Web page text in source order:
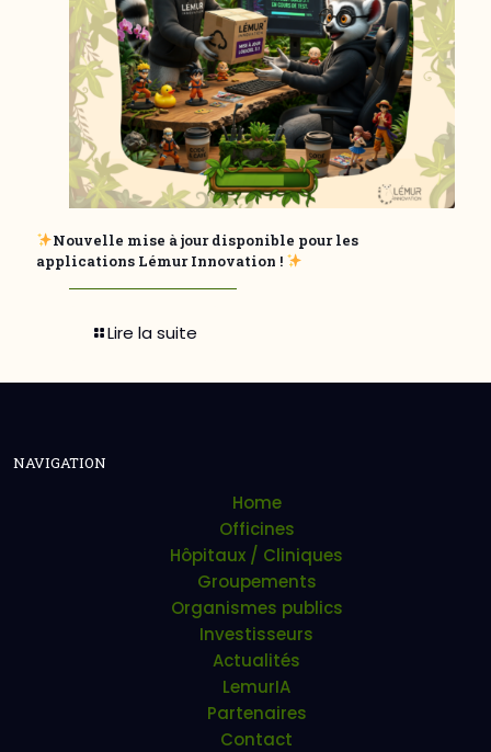
Nouvelle mise à jour disponible pour les
applications Lémur Innovation !
Lire la suite
NAVIGATION
Home
Officines
Hôpitaux / Cliniques
Groupements
Organismes publics
Investisseurs
Actualités
LemurIA
Partenaires
Contact